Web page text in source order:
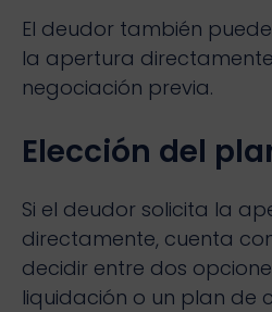
El deudor también
la apertura
negociación previa.
Elección del
Si el deudor solicita la
directamente, cuenta
decidir entre dos
liquidación o un plan de